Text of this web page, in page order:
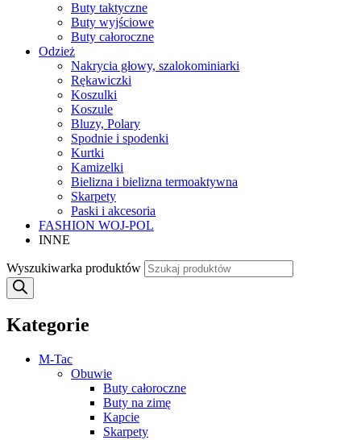
Buty taktyczne
Buty wyjściowe
Buty całoroczne
Odzież
Nakrycia głowy, szalokominiarki
Rękawiczki
Koszulki
Koszule
Bluzy, Polary
Spodnie i spodenki
Kurtki
Kamizelki
Bielizna i bielizna termoaktywna
Skarpety
Paski i akcesoria
FASHION WOJ-POL
INNE
Wyszukiwarka produktów
Kategorie
M-Tac
Obuwie
Buty całoroczne
Buty na zimę
Kapcie
Skarpety